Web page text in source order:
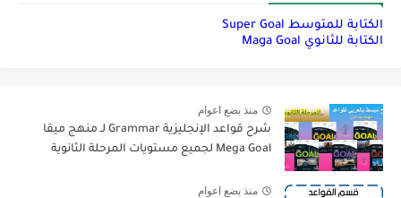
الكتابة للمتوسط Super Goal
الكتابة للثانوي Maga Goal
منذ بضع اعوام
شرح قواعد الإنجليزية Grammar لـ منهج ميقا
Mega Goal لجميع مستويات المرحلة الثانوية
منذ بضع اعوام